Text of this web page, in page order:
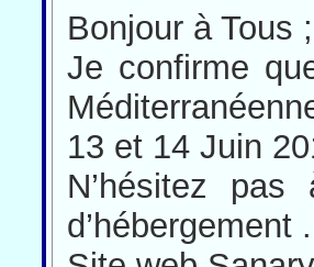
Bonjour à Tous ;
Je confirme
13 et 14 Juin
N’hésitez
d’hébergement .